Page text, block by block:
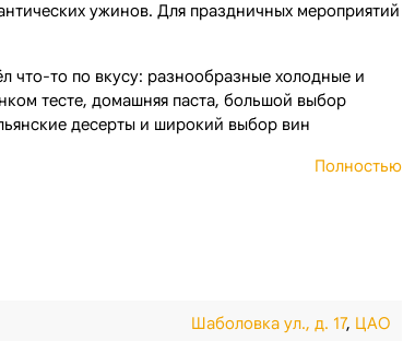
ужинов. Для праздничных мероприятий
что-то по вкусу: разнообразные холодные и
тесте, домашняя паста, большой выбор
десерты и широкий выбор вин
Полностью
Шаболовка ул., д. 17, ЦАО